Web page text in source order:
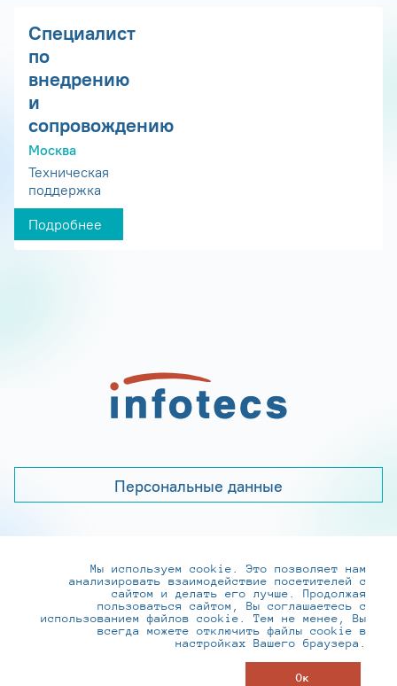
Специалист
по
внедрению
и
сопровождению
Москва
Техническая
поддержка
Подробнее
Персональные данные
+7 (495) 737-6192, 8-800-250-0-260
practice@infotecs.ru,hr@infotecs.ru
127273, г. Москва, Отрадная ул., 2Б строение 1
Мы используем cookie. Это позволяет нам
анализировать взаимодействие посетителей с
сайтом и делать его лучше. Продолжая
пользоваться сайтом, Вы соглашаетесь с
использованием файлов cookie. Тем не менее, Вы
всегда можете отключить файлы cookie в
настройках Вашего браузера.
Ок